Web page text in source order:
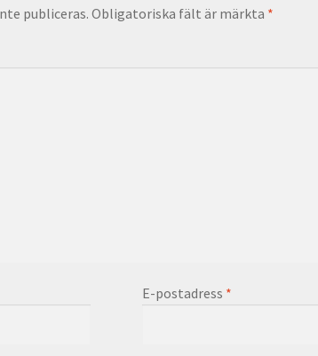
publiceras. Obligatoriska fält är märkta *
E-postadress *